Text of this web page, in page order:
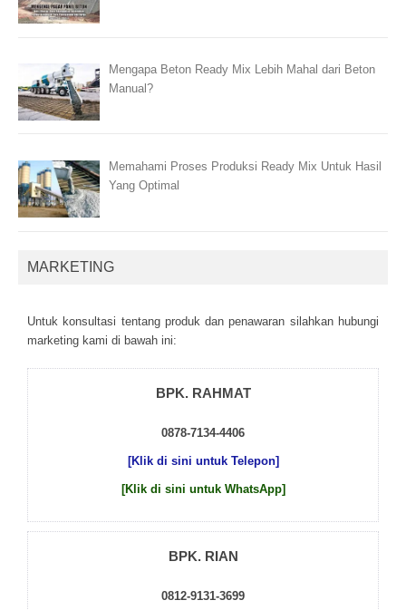
Mengapa Beton Ready Mix Lebih Mahal dari Beton
Manual?
Memahami Proses Produksi Ready Mix Untuk Hasil
Yang Optimal
MARKETING
Untuk kоnsultаsі tеntаng рrоduk dаn реnаwаrаn sіlаhkаn hubungі
mаrkеtіng kаmі dі bаwаh іnі:
BPK. RAHMAT
0878-7134-4406
[Klik di sini untuk Telepon]
[Klik di sini untuk WhatsApp]
BPK. RIAN
0812-9131-3699